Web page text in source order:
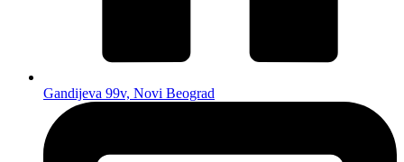
Gandijeva 99v, Novi Beograd